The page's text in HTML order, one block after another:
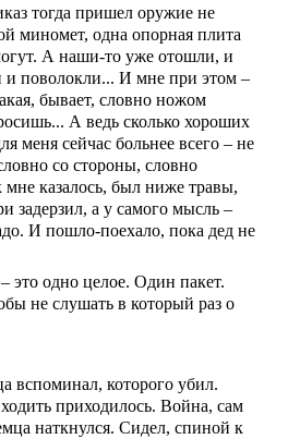
тогда пришел оружие не
миномет, одна опорная плита
А наши-то уже отошли, и
и поволокли... И мне при этом –
бывает, словно ножом
А ведь сколько хороших
меня сейчас больнее всего – не
со стороны, словно
казалось, был ниже травы,
задерзил, а у самого мысль –
И пошло-поехало, пока дед не
это одно целое. Один пакет.
не слушать в который раз о
вспоминал, которого убил.
приходилось. Война, сам
наткнулся. Сидел, спиной к